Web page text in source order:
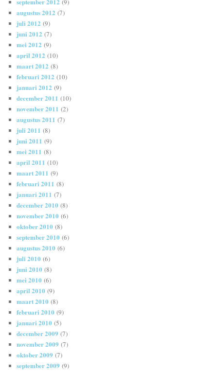
(9)
augustus 2012 (7)
juli 2012 (9)
juni 2012 (7)
mei 2012 (9)
april 2012 (10)
maart 2012 (8)
februari 2012 (10)
januari 2012 (9)
december 2011 (10)
november 2011 (2)
augustus 2011 (7)
juli 2011 (8)
juni 2011 (9)
mei 2011 (8)
april 2011 (10)
maart 2011 (9)
februari 2011 (8)
januari 2011 (7)
december 2010 (8)
november 2010 (6)
oktober 2010 (8)
september 2010 (6)
augustus 2010 (6)
juli 2010 (6)
juni 2010 (8)
mei 2010 (6)
april 2010 (9)
maart 2010 (8)
februari 2010 (9)
januari 2010 (5)
december 2009 (7)
november 2009 (7)
oktober 2009 (7)
september 2009 (9)